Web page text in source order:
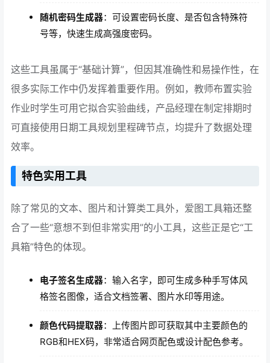
随机密码生成器：可设置密码长度、是否包含特殊符
号等，快速生成高强度密码。
这些工具虽属于“基础计算”，但因其准确性和易操作性，在
很多实际工作中仍发挥着重要作用。例如，教师布置实验
作业时学生可用它拟合实验曲线，产品经理在制定排期时
可直接使用日期工具规划里程碑节点，均提升了数据处理
效率。
特色实用工具
除了常见的文本、图片和计算类工具外，爱图工具箱还整
合了一些“意想不到但非常实用”的小工具，这些正是它“工
具箱”特色的体现。
电子签名生成器：输入名字，即可生成多种手写体风
格签名图像，适合文档签署、图片水印等用途。
颜色代码提取器：上传图片即可获取其中主要颜色的
RGB和HEX码，非常适合网页配色或设计配色参考。